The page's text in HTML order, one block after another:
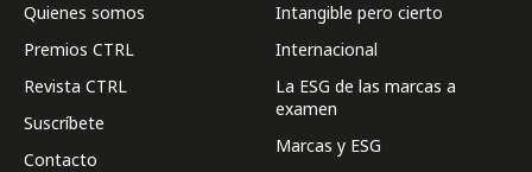
Quienes somos
Premios CTRL
Revista CTRL
Suscríbete
Contacto
Intangible pero cierto
Internacional
La ESG de las marcas a
examen
Marcas y ESG